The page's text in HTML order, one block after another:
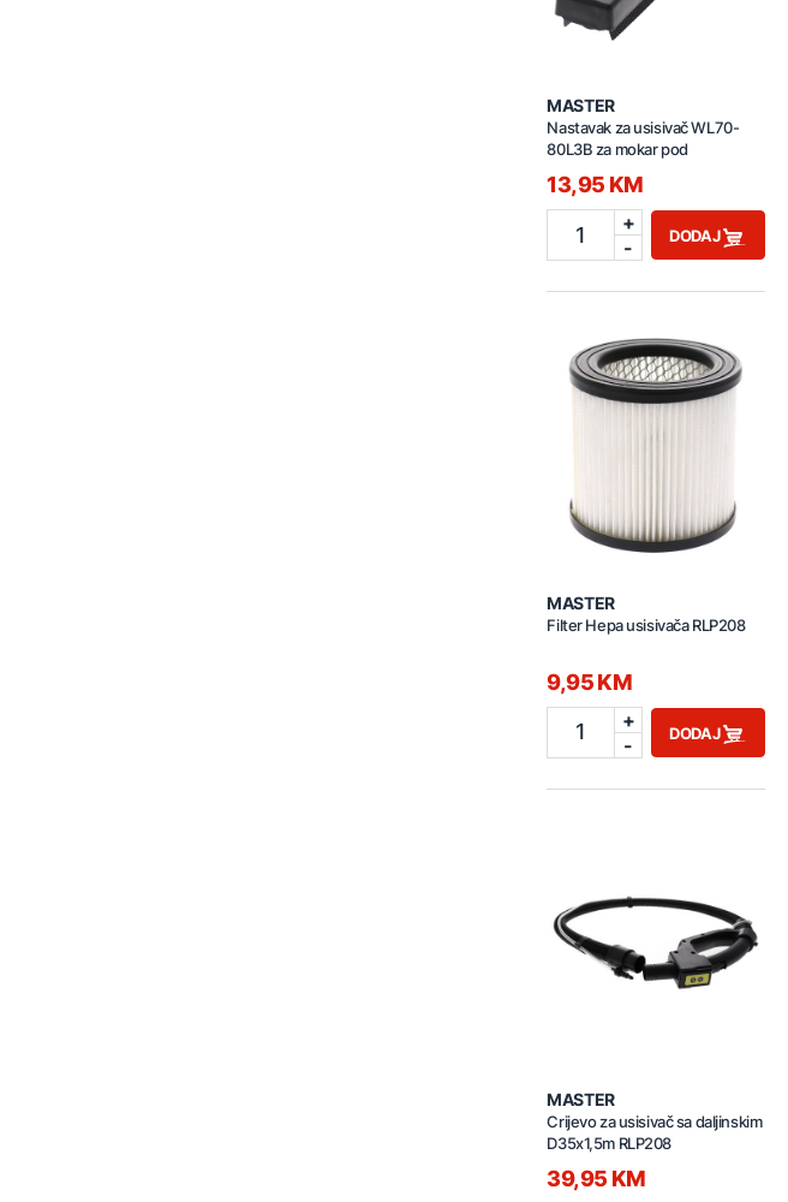
MASTER
Nastavak za usisivač WL70-
80L3B za mokar pod
13,95 KM
1
+
-
DODAJ
MASTER
Filter Hepa usisivača RLP208
9,95 KM
1
+
-
DODAJ
MASTER
Crijevo za usisivač sa daljinskim
D35x1,5m RLP208
39,95 KM